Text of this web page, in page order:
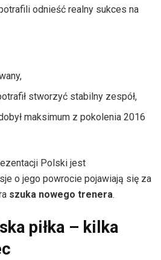
odnieść realny sukces na
stworzyć stabilny zespół,
maksimum z pokolenia 2016
Polski jest
o jego powrocie pojawiają się za
szuka nowego trenera.
piłka – kilka